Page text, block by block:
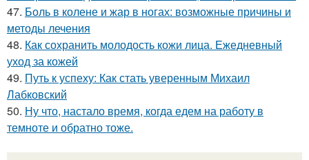
47. Боль в колене и жар в ногах: возможные причины и
методы лечения
48. Как сохранить молодость кожи лица. Ежедневный
уход за кожей
49. Путь к успеху: Как стать уверенным Михаил
Лабковский
50. Ну что, настало время, когда едем на работу в
темноте и обратно тоже.